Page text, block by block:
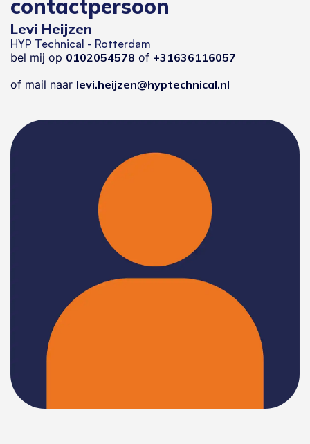
contactpersoon
Levi Heijzen
HYP Technical - Rotterdam
bel mij op 0102054578 of +31636116057
of mail naar levi.heijzen@hyptechnical.nl